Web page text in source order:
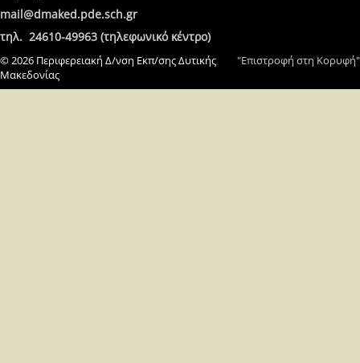
mail@dmaked.pde.sch.gr
τηλ. 24610-49963 (τηλεφωνικό κέντρο)
"Επιστροφή στη Κορυφή"
© 2026 Περιφερειακή Δ/νση Εκπ/σης Δυτικής
Μακεδονίας